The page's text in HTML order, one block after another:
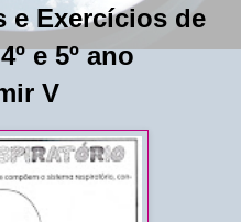
e Exercícios de
e 5º ano
V